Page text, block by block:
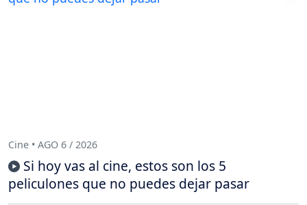
Cine • AGO 6 / 2026
Si hoy vas al cine, estos son los 5
peliculones que no puedes dejar pasar